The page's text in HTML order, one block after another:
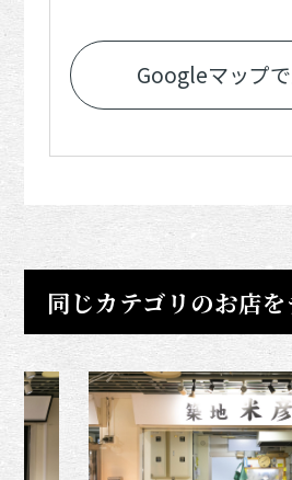
Googleマップ
同じカテゴリのお店